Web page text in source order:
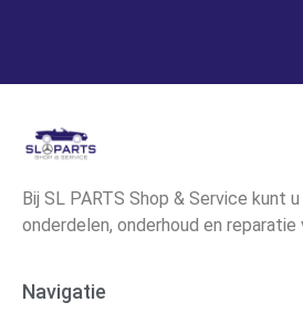
Bij SL PARTS Shop & Service kunt
onderdelen, onderhoud en reparatie
Navigatie